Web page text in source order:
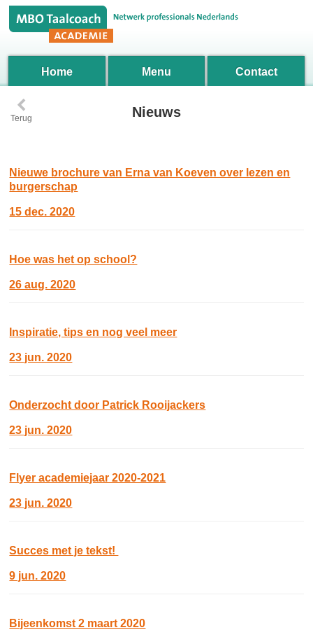
Home Menu Contact
‹
Terug Nieuws
Nieuwe brochure van Erna van Koeven over lezen en
burgerschap
15 dec. 2020
Hoe was het op school?
26 aug. 2020
Inspiratie, tips en nog veel meer
23 jun. 2020
Onderzocht door Patrick Rooijackers
23 jun. 2020
Flyer academiejaar 2020-2021
23 jun. 2020
Succes met je tekst!
9 jun. 2020
Bijeenkomst 2 maart 2020